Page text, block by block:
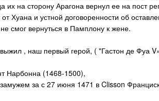
их на сторону Арагона вернул ее на пост
Хуана и устной договоренности об
смог вернуться в Памплону к жене.
, наш первый герой, ( "Гастон де Фуа
Нарбонна (1468-1500),
за с 27 июня 1471 в Clisson